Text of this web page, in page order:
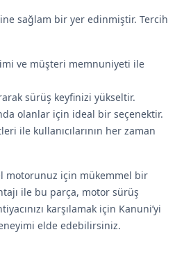
sağlam bir yer edinmiştir. Tercih
ve müşteri memnuniyeti ile
sürüş keyfinizi yükseltir.
olanlar için ideal bir seçenektir.
ile kullanıcılarının her zaman
motorunuz için mükemmel bir
ile bu parça, motor sürüş
karşılamak için Kanuni’yi
elde edebilirsiniz.